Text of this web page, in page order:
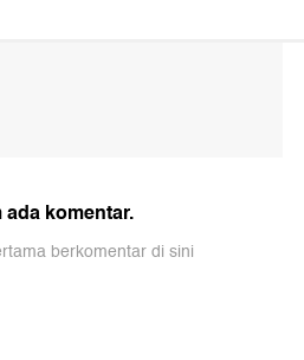
ada komentar.
berkomentar di sini